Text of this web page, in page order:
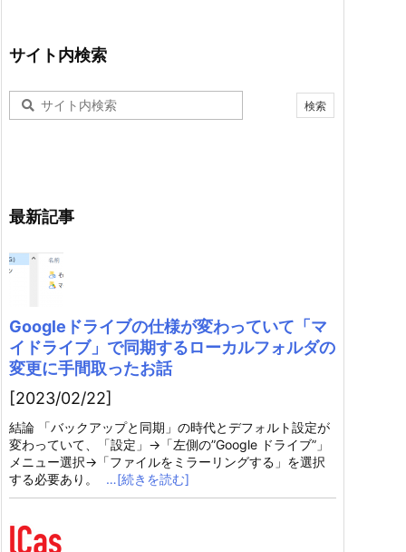
サイト内検索
最新記事
Googleドライブの仕様が変わっていて「マ
イドライブ」で同期するローカルフォルダの
変更に手間取ったお話
[2023/02/22]
結論 「バックアップと同期」の時代とデフォルト設定が
変わっていて、「設定」→「左側の”Google ドライブ”」
メニュー選択→「ファイルをミラーリングする」を選択
する必要あり。
…[続きを読む]